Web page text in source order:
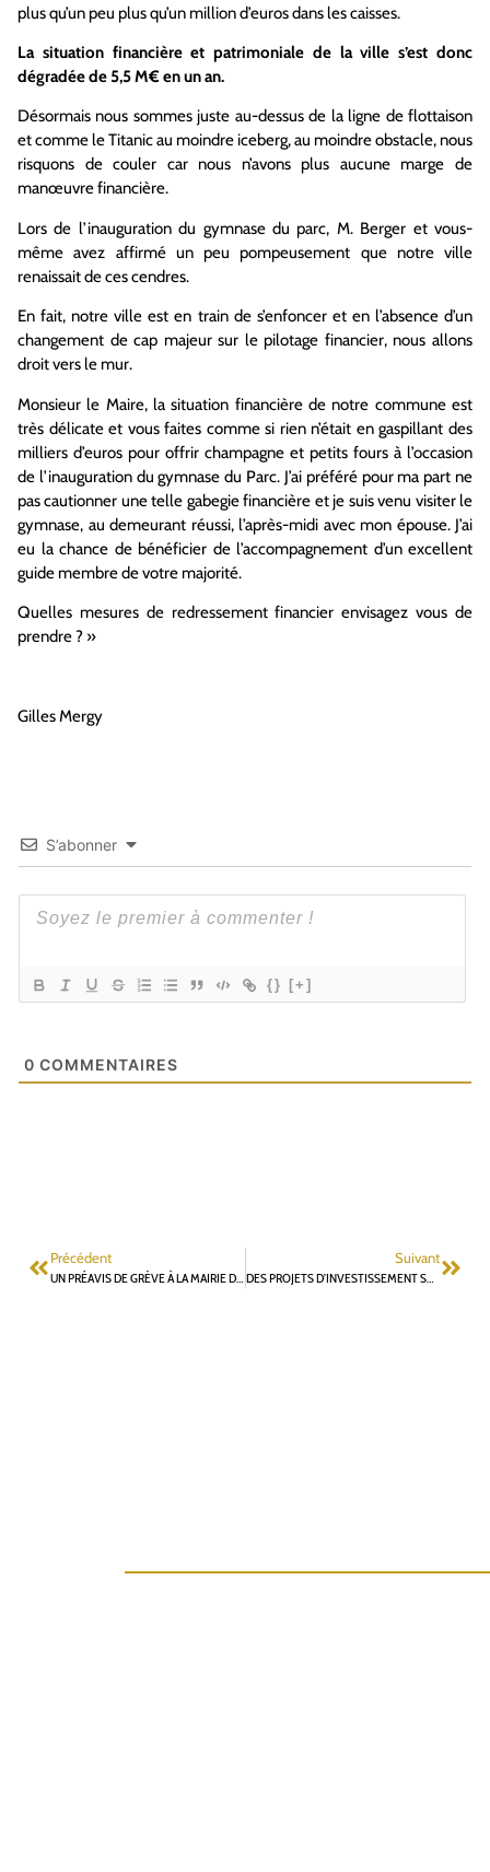
plus qu’un peu plus qu’un million d’euros dans les caisses.
La situation financière et patrimoniale de la ville s’est donc
dégradée de 5,5 M€ en un an.
Désormais nous sommes juste au-dessus de la ligne de flottaison
et comme le Titanic au moindre iceberg, au moindre obstacle, nous
risquons de couler car nous n’avons plus aucune marge de
manœuvre financière.
Lors de l’inauguration du gymnase du parc, M. Berger et vous-
même avez affirmé un peu pompeusement que notre ville
renaissait de ces cendres.
En fait, notre ville est en train de s’enfoncer et en l’absence d’un
changement de cap majeur sur le pilotage financier, nous allons
droit vers le mur.
Monsieur le Maire, la situation financière de notre commune est
très délicate et vous faites comme si rien n’était en gaspillant des
milliers d’euros pour offrir champagne et petits fours à l’occasion
de l’inauguration du gymnase du Parc. J’ai préféré pour ma part ne
pas cautionner une telle gabegie financière et je suis venu visiter le
gymnase, au demeurant réussi, l’après-midi avec mon épouse. J’ai
eu la chance de bénéficier de l’accompagnement d’un excellent
guide membre de votre majorité.
Quelles mesures de redressement financier envisagez vous de
prendre ? »
Gilles Mergy
S’abonner
{} [+]
0 COMMENTAIRES
Précédent
UN PRÉAVIS DE GRÈVE À LA MAIRIE DE FONTENAY-AUX-ROSES ?
Suivant
DES PROJETS D’INVESTISSEMENT SYSTÉMATIQUEMENT EN RETARD ET TRÈS SOUVENT EN SURCOÛT